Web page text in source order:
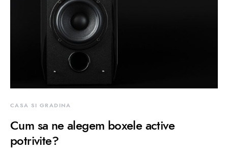
CASA SI GRADINA
Cum sa ne alegem boxele active
potrivite?